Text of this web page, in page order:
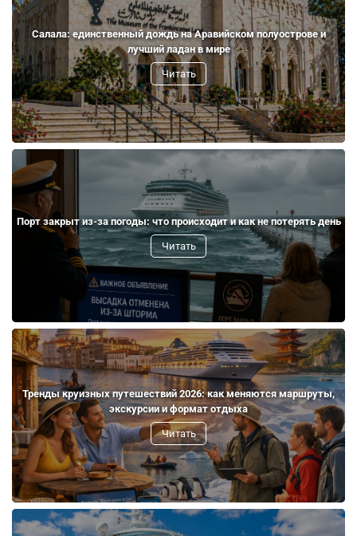
Салала: единственный дождь на Аравийском полуострове и
лучший ладан в мире
Читать
Порт закрыт из-за погоды: что происходит и как не потерять день
Читать
Тренды круизных путешествий 2026: как меняются маршруты,
экскурсии и формат отдыха
Читать